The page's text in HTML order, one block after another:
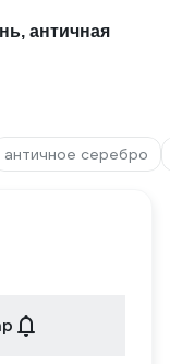
античная
античное серебро